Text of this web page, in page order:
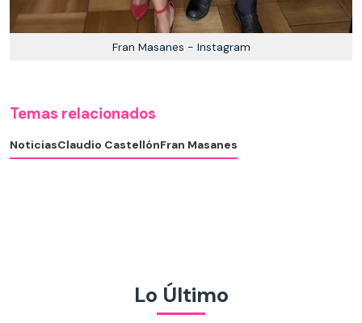
Fran Masanes - Instagram
Temas relacionados
NoticiasClaudio CastellónFran Masanes
Lo Último